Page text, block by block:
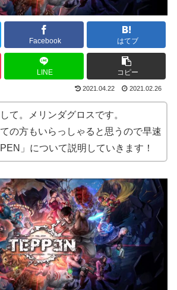
Facebook はてブ
LINE コピー
2021.04.22 2021.02.26
て。メリンダグロスです。
の方もいらっしゃると思うので早速
」について説明していきます！